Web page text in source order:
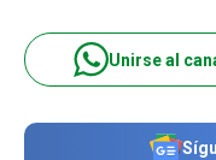
Unirse al